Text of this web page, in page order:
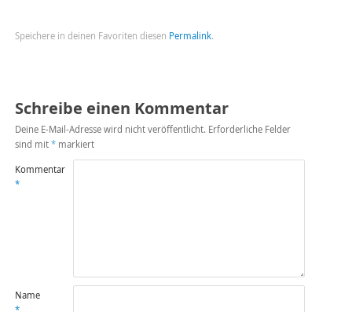
Speichere in deinen Favoriten diesen Permalink.
Schreibe einen Kommentar
Deine E-Mail-Adresse wird nicht veröffentlicht. Erforderliche Felder
sind mit *markiert
Kommentar
*
Name